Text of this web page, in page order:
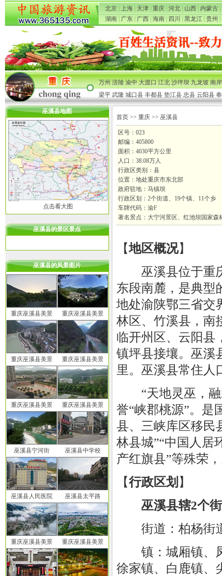
北京 上海 天津 重庆 河北 山西 内蒙古
湖南
广东 广西 海南 四川 黑龙江 贵州
万州 涪陵 渝中 大渡口 江北 沙坪坝 九龙坡 南岸
梁平 武隆 城口县 丰都县 垫江县 忠县 云阳县
巫溪县地图
点击看大图
巫溪县的景区景点
巫溪县的风景图片
重庆巫溪县美景 重庆巫溪县美景
重庆巫溪县美景 重庆巫溪县美景
重庆巫溪县美景 重庆巫溪县美景
巫溪县宁河街 巫溪县中学校
巫溪县人民医院 巫溪县太平路
重庆巫溪县美景 重庆巫溪县美景
首页>> 重庆>> 巫溪县
区号：023
邮编：405800
面积：4030平方公里
人口：38.08万人
行政区类别：县
位置：地处重庆市东北部
政府驻地：马镇坝
行政区划：2个街道、19个镇、11个乡
车牌代码：渝F
著名景点：大宁河景区、红池坝国家森
【地区概况】
巫溪县位于重
东段南麓，是典型
地处渝陕鄂三省交
林区、竹溪县，南
临开州区、云阳县
镇坪县接壤。巫溪
里。巫溪县常住人
“天地灵巫，融
誉“峡郡桃源”。是
县、三峡库区移民
林县城”“中国人居
产红旗县”等殊荣
【行政区划 】
巫溪县辖2个
街道：柏杨街
镇：城厢镇、凤
徐家镇、白鹿镇、